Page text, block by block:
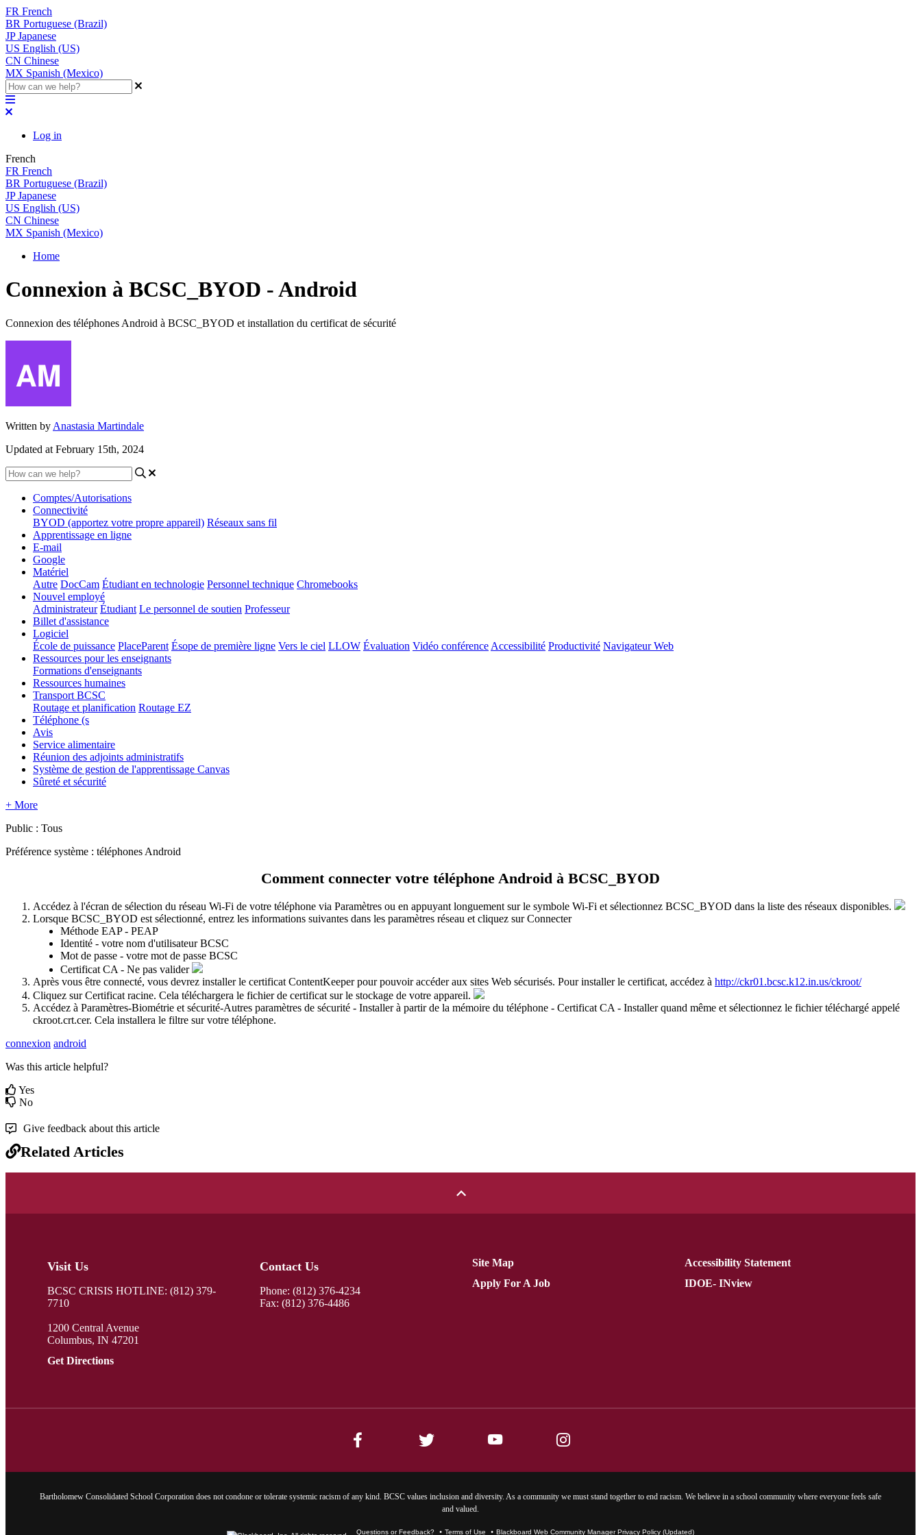
FR French
BR Portuguese (Brazil)
JP Japanese
US English (US)
CN Chinese
MX Spanish (Mexico)
Log in
French
FR French
BR Portuguese (Brazil)
JP Japanese
US English (US)
CN Chinese
MX Spanish (Mexico)
Home
Connexion à BCSC_BYOD - Android
Connexion des téléphones Android à BCSC_BYOD et installation du certificat de sécurité
Written by Anastasia Martindale
Updated at February 15th, 2024
Comptes/Autorisations
Connectivité
BYOD (apportez votre propre appareil) Réseaux sans fil
Apprentissage en ligne
E-mail
Google
Matériel
Autre DocCam Étudiant en technologie Personnel technique Chromebooks
Nouvel employé
Administrateur Étudiant Le personnel de soutien Professeur
Billet d'assistance
Logiciel
École de puissance PlaceParent Ésope de première ligne Vers le ciel LLOW Évaluation Vidéo conférence Accessibilité Productivité Navigateur Web
Ressources pour les enseignants
Formations d'enseignants
Ressources humaines
Transport BCSC
Routage et planification Routage EZ
Téléphone (s
Avis
Service alimentaire
Réunion des adjoints administratifs
Système de gestion de l'apprentissage Canvas
Sûreté et sécurité
+ More
Public : Tous
Préférence système : téléphones Android
Comment connecter votre téléphone Android à BCSC_BYOD
Accédez à l'écran de sélection du réseau Wi-Fi de votre téléphone via Paramètres ou en appuyant longuement sur le symbole Wi-Fi et sélectionnez BCSC_BYOD dans la liste des réseaux disponibles.
Lorsque BCSC_BYOD est sélectionné, entrez les informations suivantes dans les paramètres réseau et cliquez sur Connecter
Méthode EAP - PEAP
Identité - votre nom d'utilisateur BCSC
Mot de passe - votre mot de passe BCSC
Certificat CA - Ne pas valider
Après vous être connecté, vous devrez installer le certificat ContentKeeper pour pouvoir accéder aux sites Web sécurisés. Pour installer le certificat, accédez à http://ckr01.bcsc.k12.in.us/ckroot/
Cliquez sur Certificat racine. Cela téléchargera le fichier de certificat sur le stockage de votre appareil.
Accédez à Paramètres-Biométrie et sécurité-Autres paramètres de sécurité - Installer à partir de la mémoire du téléphone - Certificat CA - Installer quand même et sélectionnez le fichier téléchargé appelé
ckroot.crt.cer. Cela installera le filtre sur votre téléphone.
connexion android
Was this article helpful?
Yes
No
Give feedback about this article
Related Articles
Visit Us
BCSC CRISIS HOTLINE: (812) 379-
7710
1200 Central Avenue
Columbus, IN 47201
Get Directions
Contact Us
Phone: (812) 376-4234
Fax: (812) 376-4486
Site Map
Apply For A Job
Accessibility Statement
IDOE- INview
Bartholomew Consolidated School Corporation does not condone or tolerate systemic racism of any kind. BCSC values inclusion and diversity. As a community we must stand together to end racism. We believe in a school community where everyone feels safe
and valued.
Questions or Feedback? Terms of Use Blackboard Web Community Manager Privacy Policy (Updated)